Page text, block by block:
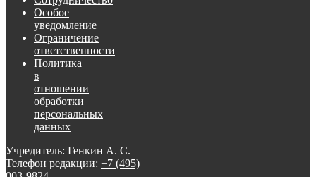
Особое
уведомление
Ограничение
ответственности
Политика
в
отношении
обработки
персональных
данных
Учредитель: Генкин А. С.
Телефон редакции: +7 (495)